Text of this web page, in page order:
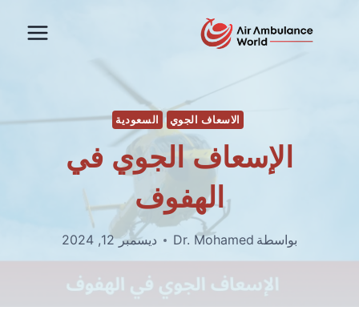
الاسعاف الجوي السعودية
الإسعاف الجوي في
الهفوف
بواسطة Dr. Mohamed ديسمبر 12, 2024